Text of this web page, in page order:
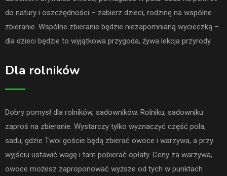
do natury i oszczędności – zabierz dzieci, rodzinę na wspólne
zbieranie. Wspólne zbieranie będzie niezapomnianą wycieczką –
dla dzieci będzie to wyjątkowa przygoda, żywa lekcja przyrody.
Dla rolników
Dobry pomysł dla rolników, sadowników. Rolniku, sadowniku
zaproś na zbieranie. Wystarczy tylko wyznaczyć część pola,
sadu, gdzie Twoi goście będą zbierać owoce i warzywa, a przy
wyjściu ustawić wagę i tam pobierać opłaty. Ceny za warzywa,
owoce możesz zaproponować wyższe od tych w punktach